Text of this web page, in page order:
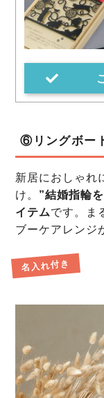
⑥リングボー
新居におしゃれ
け。 ”結婚指輪
イテムです。ま
ブーケアレンジ
名入れ付き